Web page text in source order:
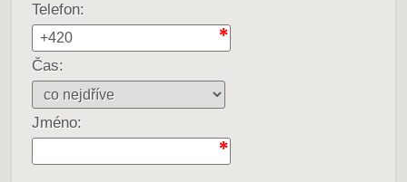
Telefon:
Čas:
Jméno: